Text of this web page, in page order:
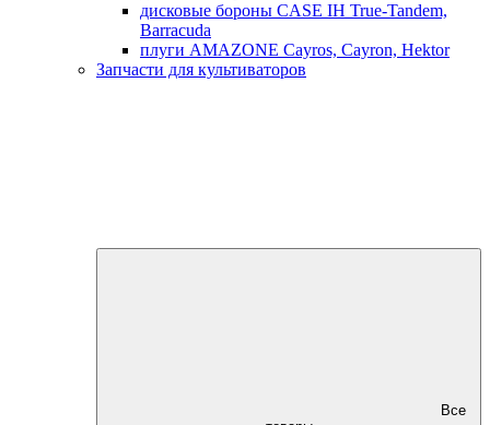
дисковые бороны CASE IH True-Tandem,
Barracuda
плуги AMAZONE Cayros, Cayron, Hektor
Запчасти для культиваторов
Все